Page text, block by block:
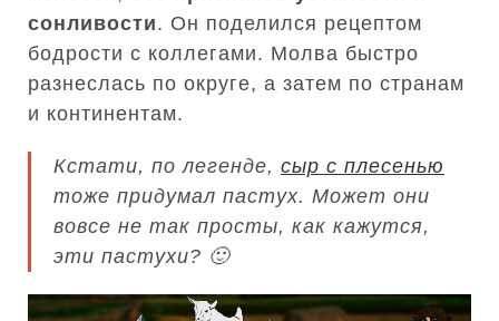
сонливости. Он поделился рецептом
бодрости с коллегами. Молва быстро
разнеслась по округе, а затем по странам
и континентам.
Кстати, по легенде, сыр с плесенью
тоже придумал пастух. Может они
вовсе не так просты, как кажутся,
эти пастухи? 🙂